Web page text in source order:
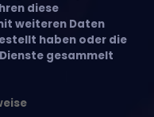
diese
weiteren Daten
haben oder die
gesammelt